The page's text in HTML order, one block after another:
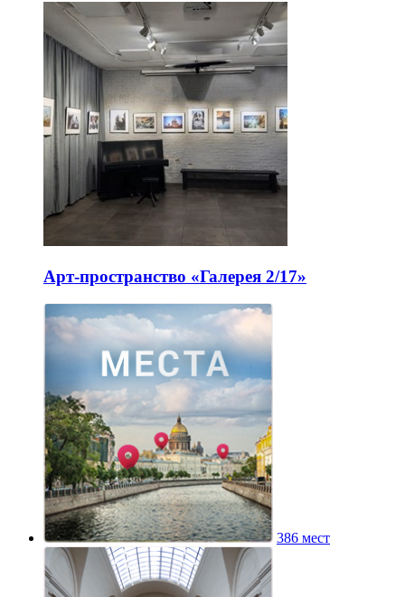
Арт-пространство «Галерея 2/17»
386 мест